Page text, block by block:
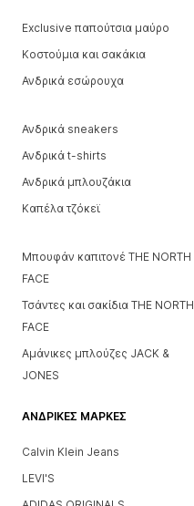
Exclusive παπούτσια μαύρο
Κοστούμια και σακάκια
Ανδρικά εσώρουχα
Ανδρικά sneakers
Ανδρικά t-shirts
Ανδρικά μπλουζάκια
Καπέλα τζόκεϊ
Μπουφάν καπιτονέ THE NORTH
FACE
Τσάντες και σακίδια THE NORTH
FACE
Αμάνικες μπλούζες JACK &
JONES
ΑΝΔΡΙΚΈΣ ΜΆΡΚΕΣ
Calvin Klein Jeans
LEVI'S